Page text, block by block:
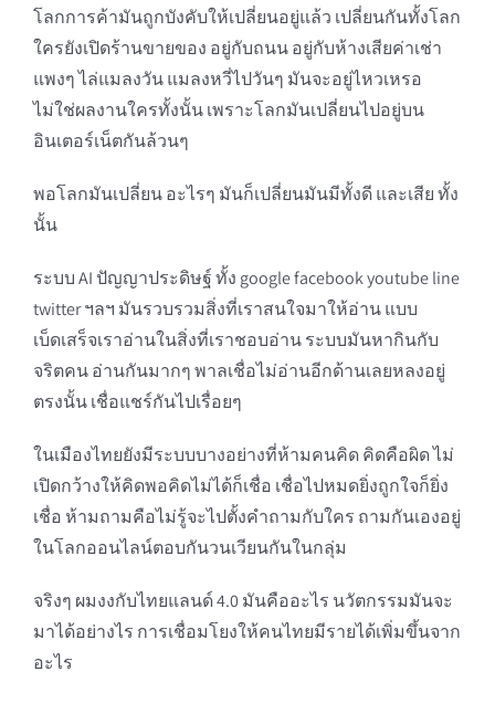
โลกการค้ามันถูกบังคับให้เปลี่ยนอยู่แล้ว เปลี่ยนกันทั้งโลก
ใครยังเปิดร้านขายของ อยู่กับถนน อยู่กับห้างเสียค่าเช่า
แพงๆ ไล่แมลงวัน แมลงหวี่ไปวันๆ มันจะอยู่ไหวเหรอ
ไม่ใช่ผลงานใครทั้งนั้น เพราะโลกมันเปลี่ยนไปอยู่บน
อินเตอร์เน็ตกันล้วนๆ
พอโลกมันเปลี่ยน อะไรๆ มันก็เปลี่ยนมันมีทั้งดี และเสีย ทั้ง
นั้น
ระบบ AI ปัญญาประดิษฐ์ ทั้ง google facebook youtube line
twitter ฯลฯ มันรวบรวมสิ่งที่เราสนใจมาให้อ่าน แบบ
เบ็ดเสร็จเราอ่านในสิ่งที่เราชอบอ่าน ระบบมันหากินกับ
จริตคน อ่านกันมากๆ พาลเชื่อไม่อ่านอีกด้านเลยหลงอยู่
ตรงนั้น เชื่อแชร์กันไปเรื่อยๆ
ในเมืองไทยยังมีระบบบางอย่างที่ห้ามคนคิด คิดคือผิด ไม่
เปิดกว้างให้คิดพอคิดไม่ได้ก็เชื่อ เชื่อไปหมดยิ่งถูกใจก็ยิ่ง
เชื่อ ห้ามถามคือไม่รู้จะไปตั้งคำถามกับใคร ถามกันเองอยู่
ในโลกออนไลน์ตอบกันวนเวียนกันในกลุ่ม
จริงๆ ผมงงกับไทยแลนด์ 4.0 มันคืออะไร นวัตกรรมมันจะ
มาได้อย่างไร การเชื่อมโยงให้คนไทยมีรายได้เพิ่มขึ้นจาก
อะไร